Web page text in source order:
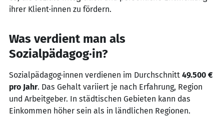
ihrer Klient·innen zu fördern.
Was verdient man als
Sozialpädagog·in?
Sozialpädagog·innen verdienen im Durchschnitt 49.500 €
pro Jahr. Das Gehalt variiert je nach Erfahrung, Region
und Arbeitgeber. In städtischen Gebieten kann das
Einkommen höher sein als in ländlichen Regionen.